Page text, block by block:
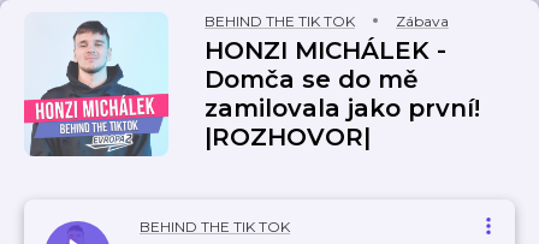
BEHIND THE TIK TOK Zábava
HONZI MICHÁLEK -
Domča se do mě
zamilovala jako první!
|ROZHOVOR|
BEHIND THE TIK TOK